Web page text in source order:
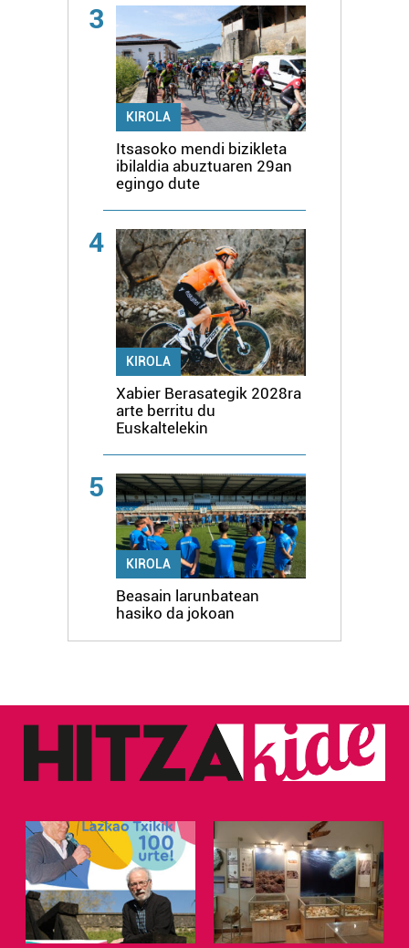
3
KIROLA
Itsasoko mendi bizikleta
ibilaldia abuztuaren 29an
egingo dute
4
KIROLA
Xabier Berasategik 2028ra
arte berritu du
Euskaltelekin
5
KIROLA
Beasain larunbatean
hasiko da jokoan